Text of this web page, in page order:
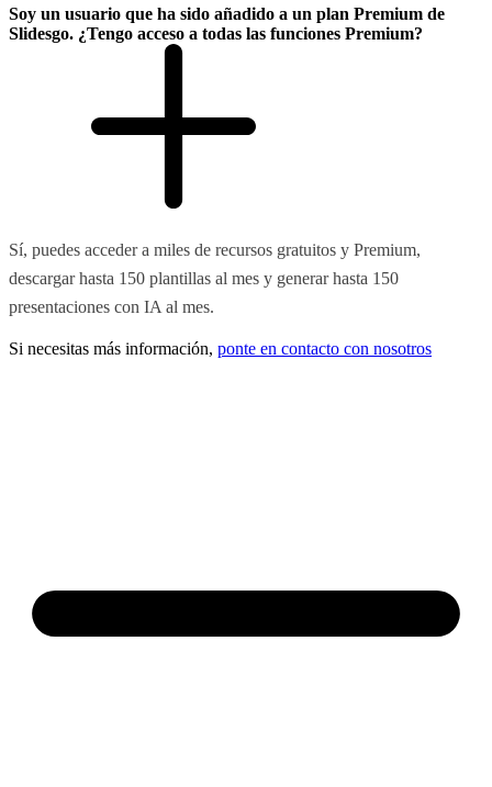
Soy un usuario que ha sido añadido a un plan Premium de
Slidesgo. ¿Tengo acceso a todas las funciones Premium?
Sí, puedes acceder a miles de recursos gratuitos y Premium,
descargar hasta 150 plantillas al mes y generar hasta 150
presentaciones con IA al mes.
Si necesitas más información, ponte en contacto con nosotros